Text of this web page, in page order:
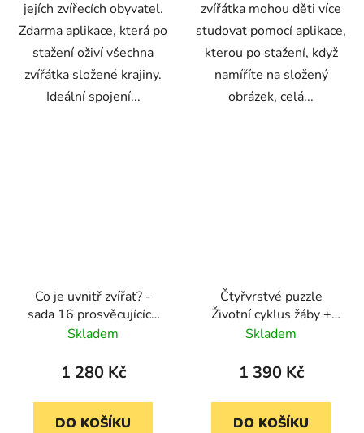
jejích zvířecích obyvatel.
Zdarma aplikace, která po
stažení oživí všechna
zvířátka složené krajiny.
Ideální spojení...
zvířátka mohou děti více
studovat pomocí aplikace,
kterou po stažení, když
namíříte na složený
obrázek, celá...
Co je uvnitř zvířat? -
sada 16 prosvěcujících
snímků zvířat s kostrou
Skladem
1 280 Kč
DO KOŠÍKU
Čtyřvrstvé puzzle
Životní cyklus žáby +
free APP
Skladem
1 390 Kč
DO KOŠÍKU